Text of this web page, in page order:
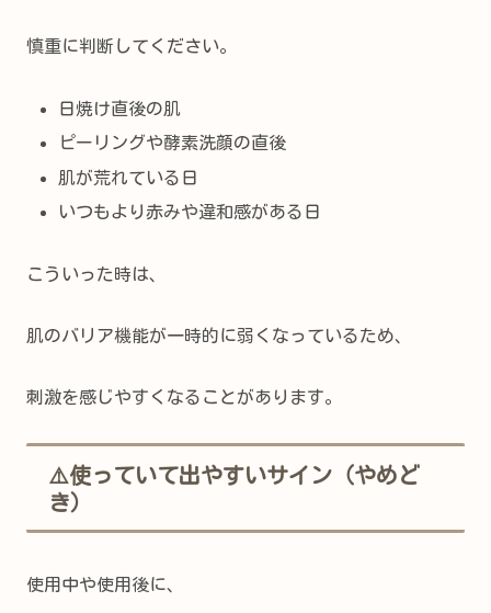
慎重に判断してください。
日焼け直後の肌
ピーリングや酵素洗顔の直後
肌が荒れている日
いつもより赤みや違和感がある日
こういった時は、
肌のバリア機能が一時的に弱くなっているため、
刺激を感じやすくなることがあります。
⚠️使っていて出やすいサイン（やめど
き）
使用中や使用後に、